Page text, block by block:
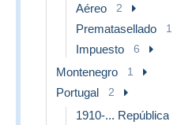
Aéreo 2
Prematasellado 1
Impuesto 6
Montenegro 1
Portugal 2
1910-... República